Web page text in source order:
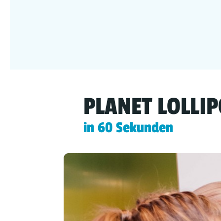
PLANET
in 60 Sekunden